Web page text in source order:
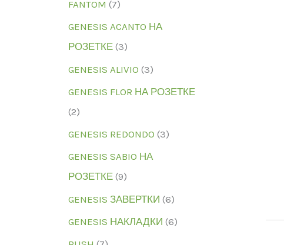
FANTOM (7)
GENESIS ACANTO НА
РОЗЕТКЕ (3)
GENESIS ALIVIO (3)
GENESIS FLOR НА РОЗЕТКЕ
(2)
GENESIS REDONDO (3)
GENESIS SABIO НА
РОЗЕТКЕ (9)
GENESIS ЗАВЕРТКИ (6)
GENESIS НАКЛАДКИ (6)